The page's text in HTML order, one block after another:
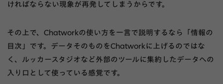
ければならない現象が再発してしまうからです。
その上で、Chatworkの使い方を一言で説明するなら「情報の
目次」です。データそのものをChatworkに上げるのではな
く、ルッカースタジオなど外部のツールに集約したデータへの
入り口として使っている感覚です。